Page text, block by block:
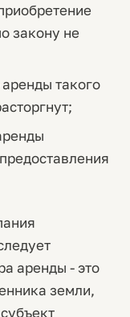
закону не
такого
аренды - это
земли,